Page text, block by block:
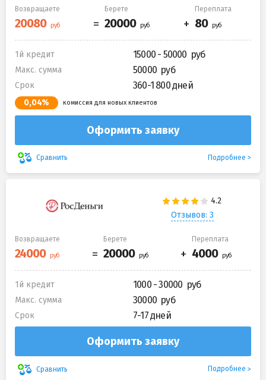
Возвращаете Берете Переплата
1й кредит 15000 - 50000
Макс. сумма 50000
Срок 360-1 800 дней
0,04% комиссия для новых клиентов
Оформить заявку
Сравнить Подробнее
Отзывов: 3
Возвращаете Берете Переплата
1й кредит 1000 - 30000
Макс. сумма 30000
Срок 7-17 дней
Оформить заявку
Сравнить Подробнее